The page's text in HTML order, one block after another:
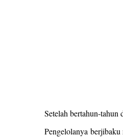
Setelah bertahun-tahun
Pengelolanya berjibaku